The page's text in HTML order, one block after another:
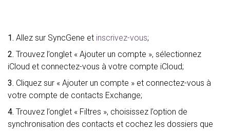
1. Allez sur SyncGene et inscrivez-vous;
2. Trouvez l’onglet « Ajouter un compte », sélectionnez
iCloud et connectez-vous à votre compte iCloud;
3. Cliquez sur « Ajouter un compte » et connectez-vous à
votre compte de contacts Exchange;
4. Trouvez l’onglet « Filtres », choisissez l’option de
synchronisation des contacts et cochez les dossiers que